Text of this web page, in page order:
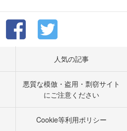
人気の記事
悪質な模倣・盗用・剽窃サイト
にご注意ください
Cookie等利用ポリシー